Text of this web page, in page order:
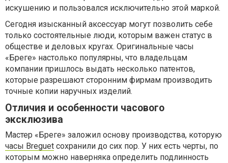
искушению и пользовался исключительно этой маркой.
Сегодня изысканный аксессуар могут позволить себе
только состоятельные люди, которым важен статус в
обществе и деловых кругах. Оригинальные часы
«Бреге» настолько популярны, что владельцам
компании пришлось выдать несколько патентов,
которые разрешают сторонним фирмам производить
точные копии наручных изделий.
Отличия и особенности часового
эксклюзива
Мастер «Бреге» заложил основу производства, которую
часы Breguet сохранили до сих пор. У них есть черты, по
которым можно наверняка определить подлинность